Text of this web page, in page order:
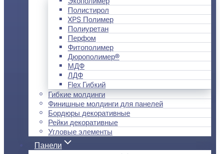
Полистирол
XPS Полимер
Полиуретан
Перфом
Фитополимер
Дюрополимер®
МДФ
ЛДФ
Flex Гибкий
Гибкие молдинги
Финишные молдинги для панелей
Бордюры декоративные
Рейки декоративные
Угловые элементы
Панели